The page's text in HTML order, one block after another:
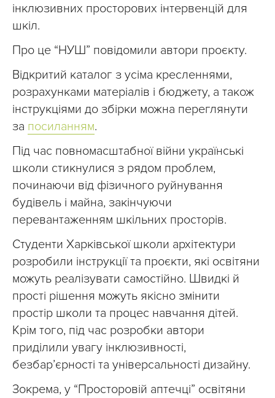
інклюзивних просторових інтервенцій для
шкіл.
Про це “НУШ” повідомили автори проєкту.
Відкритий каталог з усіма кресленнями,
розрахунками матеріалів і бюджету, а також
інструкціями до збірки можна переглянути
за посиланням.
Під час повномасштабної війни українські
школи стикнулися з рядом проблем,
починаючи від фізичного руйнування
будівель і майна, закінчуючи
перевантаженням шкільних просторів.
Студенти Харківської школи архітектури
розробили інструкції та проєкти, які освітяни
можуть реалізувати самостійно. Швидкі й
прості рішення можуть якісно змінити
простір школи та процес навчання дітей.
Крім того, під час розробки автори
приділили увагу інклюзивності,
безбар’єрності та універсальності дизайну.
Зокрема, у “Просторовій аптечці” освітяни